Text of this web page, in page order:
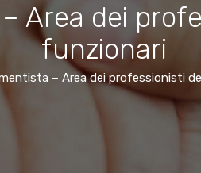
Area dei
funzionari
– Area dei professionisti